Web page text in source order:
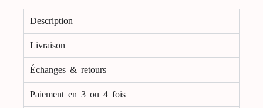
Description
Livraison
Échanges & retours
Paiement en 3 ou 4 fois